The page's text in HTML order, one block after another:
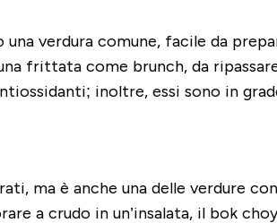
verdura comune, facile da
frittata come brunch, da
inoltre, essi sono in
ma è anche una delle verdure
a crudo in un’insalata, il bok